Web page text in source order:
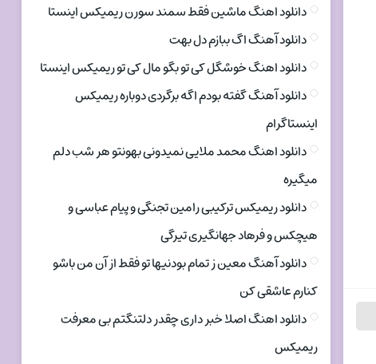
دانلود اهنگ ماشین فقط سمند سورن ریمیکس اینستا
دانلود آهنگ اگ ببازم دل بهت
دانلود اهنگ خوشگل کی تو بگو مال کی تو ریمیکس اینستا
دانلود آهنگ گفته بودم اگه برگردی دوباره ریمیکس
اینستاگرام
دانلود اهنگ محمد ملایی نمیدونی بهونتو هر شب دلم
میگیره
دانلود ریمیکس ترکیبی رامین تجنگی و پیام عباسی و
هیچکس و فرهاد جهانگیری تیرگی
دانلود آهنگ معین ز تمام بودنیها تو فقط از آن من باشو
کنارم عاشقی کن
دانلود اهنگ اصلا خبر داری چقدر دلتنگتم بی معرفت
ریمیکس